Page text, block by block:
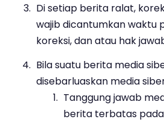
Di setiap berita ralat,
wajib dicantumkan waktu
koreksi, dan atau hak
Bila suatu berita media
disebarluaskan media
Tanggung jawab
berita terbatas